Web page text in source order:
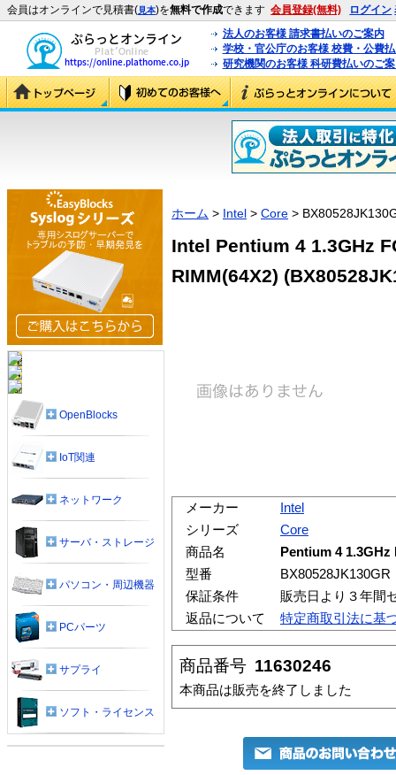
会員はオンラインで見積書(見本)を無料で作成できます 会員登録(無料) ログイン
法人のお客様 請求書払いのご案内
学校・官公庁のお客様 校費・公費
研究機関のお客様 科研費払いのご
ホーム > Intel > Core >
Intel Pentium 4 1.3GHz
RIMM(64X2)
メーカー
Intel
シリーズ
Core
商品名
Pentium 4 1.3GHz
型番
BX80528JK130GR
保証条件
販売日より３年間
返品について
特定商取引法に基
商品番号 11630246
本商品は販売を終了しました
OpenBlocks
IoT関連
ネットワーク
サーバ・ストレージ
パソコン・周辺機器
PCパーツ
サプライ
ソフト・ライセンス